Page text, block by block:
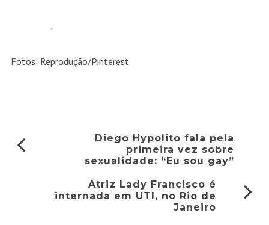
Fotos: Reprodução/Pinterest
Diego Hypolito fala pela
primeira vez sobre
sexualidade: “Eu sou gay”
Atriz Lady Francisco é
internada em UTI, no Rio de
Janeiro